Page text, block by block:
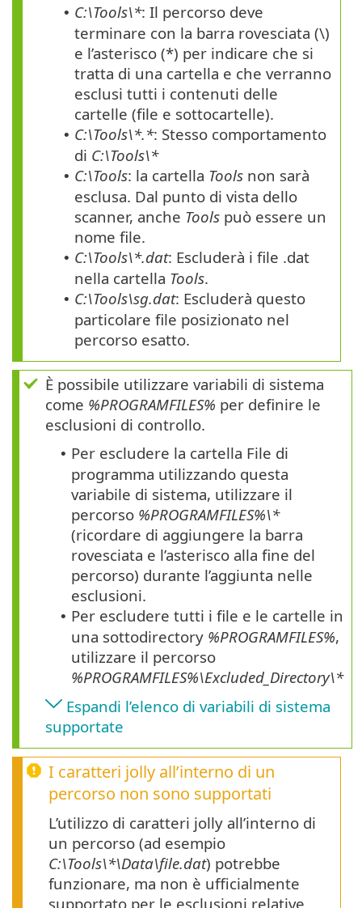
• C:\Tools\*: Il percorso deve
terminare con la barra rovesciata (\)
e l’asterisco (*) per indicare che si
tratta di una cartella e che verranno
esclusi tutti i contenuti delle
cartelle (file e sottocartelle).
• C:\Tools\*.*: Stesso comportamento
di C:\Tools\*
• C:\Tools: la cartella Tools non sarà
esclusa. Dal punto di vista dello
scanner, anche Tools può essere un
nome file.
• C:\Tools\*.dat: Escluderà i file .dat
nella cartella Tools.
• C:\Tools\sg.dat: Escluderà questo
particolare file posizionato nel
percorso esatto.
È possibile utilizzare variabili di sistema
come %PROGRAMFILES% per definire le
esclusioni di controllo.
• Per escludere la cartella File di
programma utilizzando questa
variabile di sistema, utilizzare il
percorso %PROGRAMFILES%\*
(ricordare di aggiungere la barra
rovesciata e l’asterisco alla fine del
percorso) durante l’aggiunta nelle
esclusioni.
• Per escludere tutti i file e le cartelle in
una sottodirectory %PROGRAMFILES%,
utilizzare il percorso
%PROGRAMFILES%\Excluded_Directory\*
Espandi l’elenco di variabili di sistema
supportate
I caratteri jolly all’interno di un
percorso non sono supportati
L’utilizzo di caratteri jolly all’interno di
un percorso (ad esempio
C:\Tools\*\Data\file.dat) potrebbe
funzionare, ma non è ufficialmente
supportato per le esclusioni relative